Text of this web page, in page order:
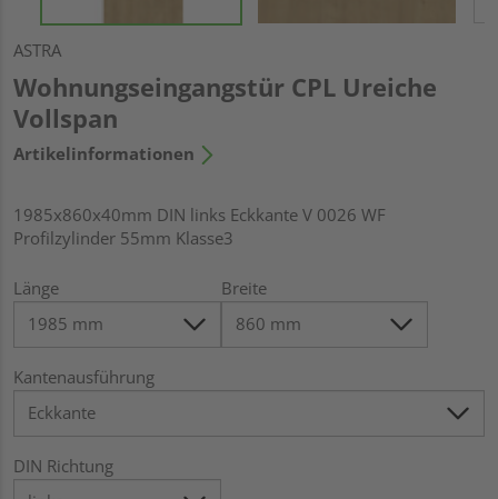
ASTRA
Wohnungseingangstür CPL Ureiche
Vollspan
Artikelinformationen
1985x860x40mm DIN links Eckkante V 0026 WF
Profilzylinder 55mm Klasse3
Länge Breite
Kantenausführung
DIN Richtung